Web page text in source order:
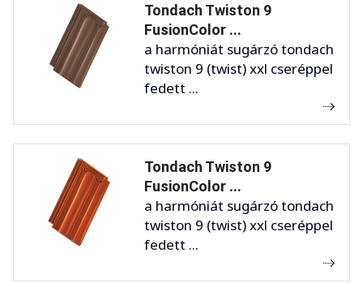
Tondach Twiston 9
FusionColor ...
a harmóniát sugárzó tondach
twiston 9 (twist) xxl cseréppel
fedett ...
Tondach Twiston 9
FusionColor ...
a harmóniát sugárzó tondach
twiston 9 (twist) xxl cseréppel
fedett ...